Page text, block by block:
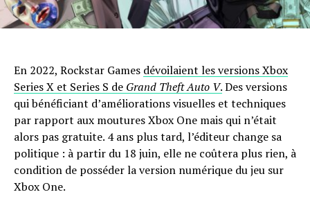
En 2022, Rockstar Games dévoilaient les versions Xbox
Series X et Series S de Grand Theft Auto V.Des versions
qui bénéficiant d’améliorations visuelles et techniques
par rapport aux moutures Xbox One mais qui n’était
alors pas gratuite. 4 ans plus tard, l’éditeur change sa
politique : à partir du 18 juin, elle ne coûtera plus rien, à
condition de posséder la version numérique du jeu sur
Xbox One.